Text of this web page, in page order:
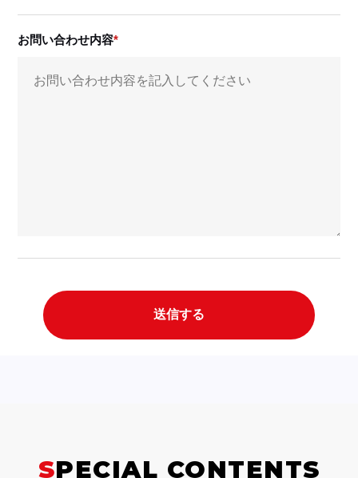
お問い合わせ内容
SPECIAL CONTENTS